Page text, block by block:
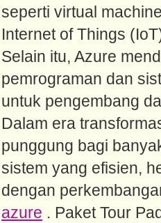
seperti virtual
Internet of Things
Selain itu, Azure
pemrograman dan
untuk pengembang
Dalam era
punggung bagi
sistem yang efisien,
dengan
azure . Paket Tour